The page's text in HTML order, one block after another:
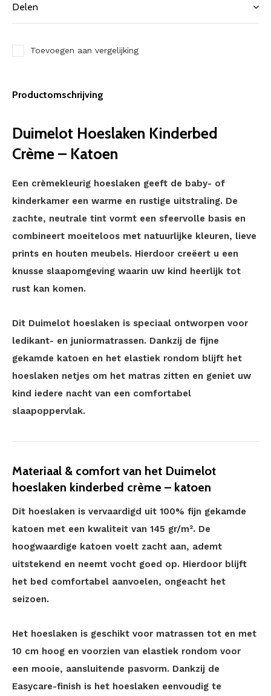
Delen
Toevoegen aan vergelijking
Productomschrijving
Duimelot Hoeslaken Kinderbed
Crème – Katoen
Een crèmekleurig hoeslaken geeft de baby- of
kinderkamer een warme en rustige uitstraling. De
zachte, neutrale tint vormt een sfeervolle basis en
combineert moeiteloos met natuurlijke kleuren, lieve
prints en houten meubels. Hierdoor creëert u een
knusse slaapomgeving waarin uw kind heerlijk tot
rust kan komen.
Dit Duimelot hoeslaken is speciaal ontworpen voor
ledikant- en juniormatrassen. Dankzij de fijne
gekamde katoen en het elastiek rondom blijft het
hoeslaken netjes om het matras zitten en geniet uw
kind iedere nacht van een comfortabel
slaapoppervlak.
Materiaal & comfort van het Duimelot
hoeslaken kinderbed crème – katoen
Dit hoeslaken is vervaardigd uit 100% fijn gekamde
katoen met een kwaliteit van 145 gr/m². De
hoogwaardige katoen voelt zacht aan, ademt
uitstekend en neemt vocht goed op. Hierdoor blijft
het bed comfortabel aanvoelen, ongeacht het
seizoen.
Het hoeslaken is geschikt voor matrassen tot en met
10 cm hoog en voorzien van elastiek rondom voor
een mooie, aansluitende pasvorm. Dankzij de
Easycare-finish is het hoeslaken eenvoudig te